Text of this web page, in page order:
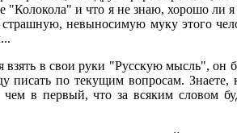
"Колокола" и что я не знаю, хорошо ли
невыносимую муку этого
взять в свои руки "Русскую мысль",
писать по текущим вопросам.
чем в первый, что за всяким словом